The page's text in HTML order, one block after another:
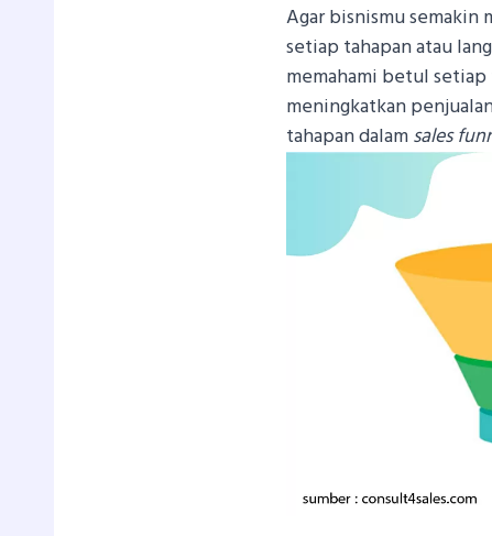
Agar bisnismu
setiap tahapan atau
memahami betul
meningkatkan
tahapan dalamsales